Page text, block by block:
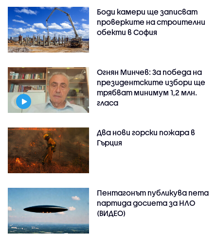
Боди камери ще записват
проверките на строителни
обекти в София
Огнян Минчев: За победа на
президентските избори ще
трябват минимум 1,2 млн.
гласа
Два нови горски пожара в
Гърция
Пентагонът публикува пета
партида досиета за НЛО
(ВИДЕО)